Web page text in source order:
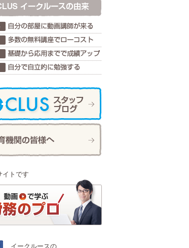
イトです
イークルースの